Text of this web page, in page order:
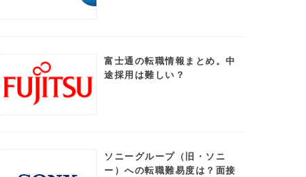
富士通の転職情報まとめ。中
途採用は難しい？
ソニーグループ（旧・ソニ
ー）への転職難易度は？面接